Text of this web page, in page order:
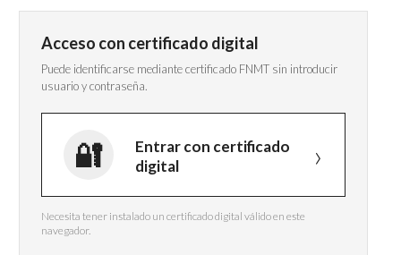
Acceso con certificado digital
Puede identificarse mediante certificado FNMT sin introducir
usuario y contraseña.
Entrar con certificado
digital
Necesita tener instalado un certificado digital válido en este
navegador.